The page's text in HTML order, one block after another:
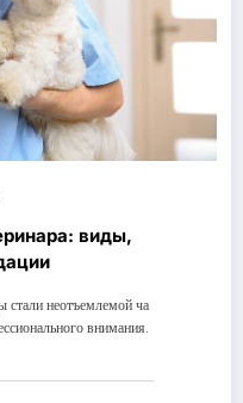
виды,
неотъемлемой ча
внимания.